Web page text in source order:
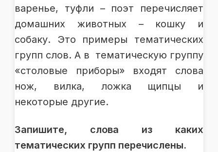
варенье, туфли – поэт перечисляет
домашних животных – кошку и
собаку. Это примеры тематических
групп слов. А в тематическую группу
«столовые приборы» входят слова
нож, вилка, ложка щипцы и
некоторые другие.
Запишите, слова из каких
тематических групп перечислены.